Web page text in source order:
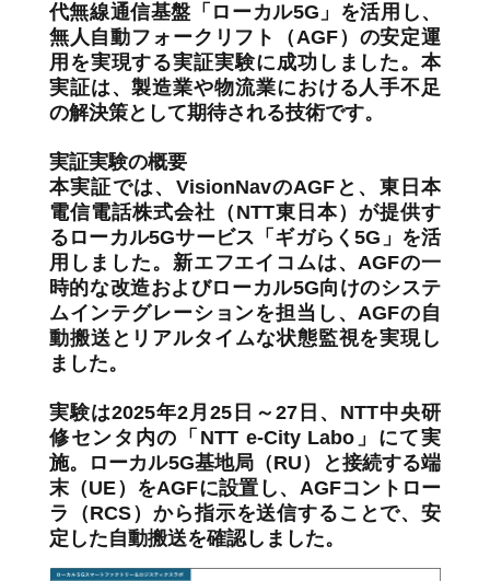
代無線通信基盤「ローカル5G」を活用し、
無人自動フォークリフト（AGF）の安定運
用を実現する実証実験に成功しました。本
実証は、製造業や物流業における人手不足
の解決策として期待される技術です。
実証実験の概要
本実証では、VisionNavのAGFと、東日本
電信電話株式会社（NTT東日本）が提供す
るローカル5Gサービス「ギガらく5G」を活
用しました。新エフエイコムは、AGFの一
時的な改造およびローカル5G向けのシステ
ムインテグレーションを担当し、AGFの自
動搬送とリアルタイムな状態監視を実現し
ました。
実験は2025年2月25日～27日、NTT中央研
修センタ内の「NTT e-City Labo」にて実
施。ローカル5G基地局（RU）と接続する端
末（UE）をAGFに設置し、AGFコントロー
ラ（RCS）から指示を送信することで、安
定した自動搬送を確認しました。